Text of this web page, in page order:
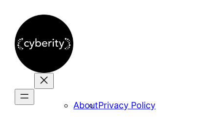
content
AboutPrivacy Policy